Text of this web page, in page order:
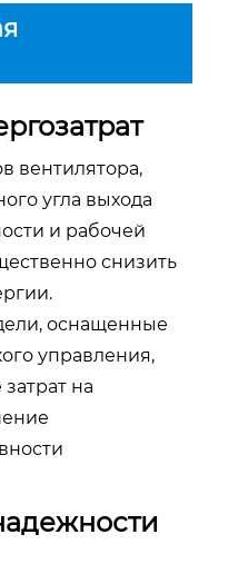
вентилятора,
угла выхода
и рабочей
снизить
оснащенные
управления,
на